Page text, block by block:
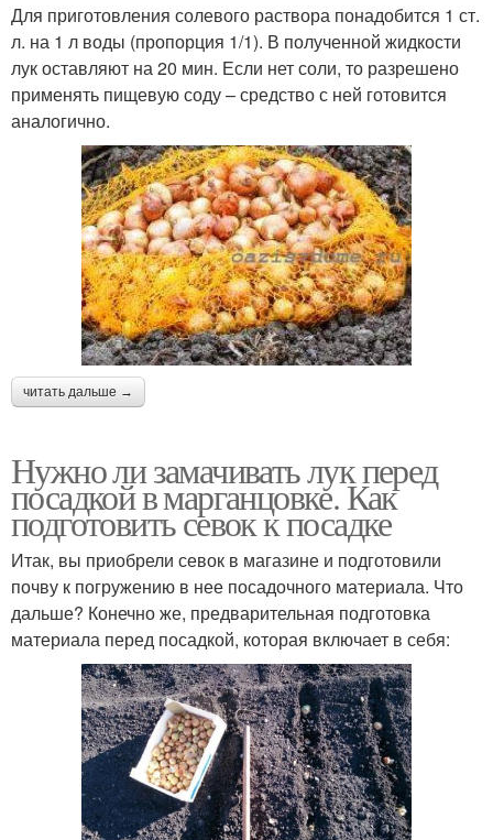
Для приготовления солевого раствора понадобится 1 ст.
л. на 1 л воды (пропорция 1/1). В полученной жидкости
лук оставляют на 20 мин. Если нет соли, то разрешено
применять пищевую соду – средство с ней готовится
аналогично.
читать дальше →
Нужно ли замачивать лук перед
посадкой в марганцовке. Как
подготовить севок к посадке
Итак, вы приобрели севок в магазине и подготовили
почву к погружению в нее посадочного материала. Что
дальше? Конечно же, предварительная подготовка
материала перед посадкой, которая включает в себя: